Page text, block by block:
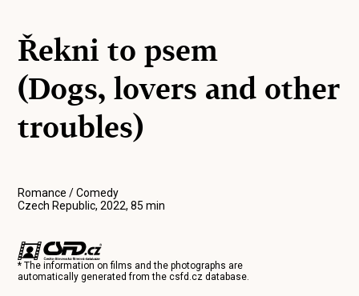
Řekni to psem
(Dogs, lovers and other
troubles)
Romance / Comedy
Czech Republic, 2022, 85 min
* The information on films and the photographs are
automatically generated from thecsfd.cz database.